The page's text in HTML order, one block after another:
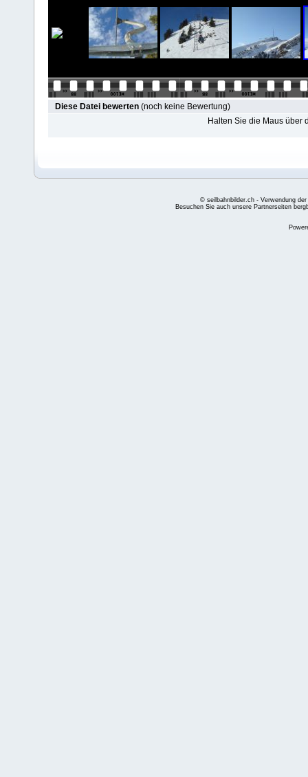
Diese Datei bewerten (noch keine Bewertung)
Halten Sie die Maus über
© seilbahnbilder.ch - Verwendung
Besuchen Sie auch unsere Partnerseiten